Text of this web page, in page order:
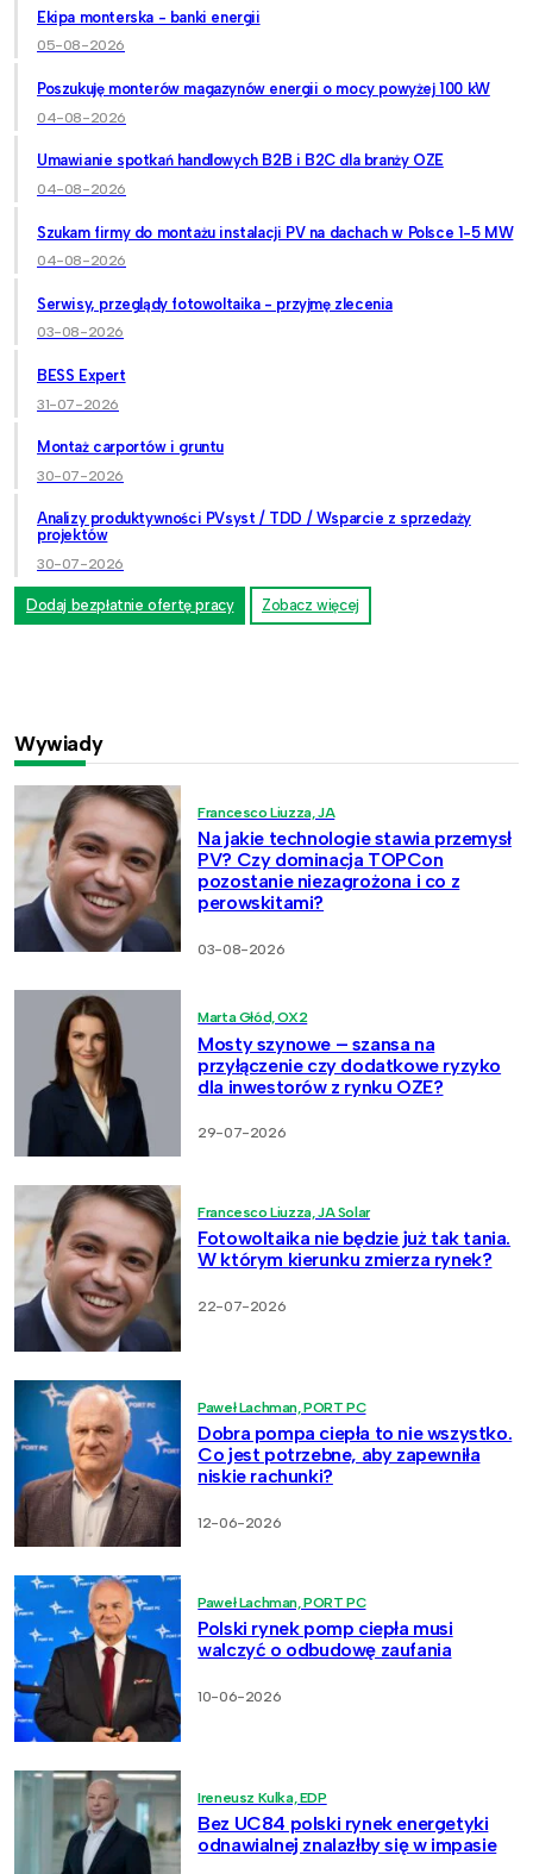
Ekipa monterska - banki energii
05-08-2026
Poszukuję monterów magazynów energii o mocy powyżej 100 kW
04-08-2026
Umawianie spotkań handlowych B2B i B2C dla branży OZE
04-08-2026
Szukam firmy do montażu instalacji PV na dachach w Polsce 1-5 MW
04-08-2026
Serwisy, przeglądy fotowoltaika - przyjmę zlecenia
03-08-2026
BESS Expert
31-07-2026
Montaż carportów i gruntu
30-07-2026
Analizy produktywności PVsyst / TDD / Wsparcie z sprzedaży
projektów
30-07-2026
Dodaj bezpłatnie ofertę pracy Zobacz więcej
Wywiady
Francesco Liuzza, JA
Na jakie technologie stawia przemysł
PV? Czy dominacja TOPCon
pozostanie niezagrożona i co z
perowskitami?
03-08-2026
Marta Głód, OX2
Mosty szynowe – szansa na
przyłączenie czy dodatkowe ryzyko
dla inwestorów z rynku OZE?
29-07-2026
Francesco Liuzza, JA Solar
Fotowoltaika nie będzie już tak tania.
W którym kierunku zmierza rynek?
22-07-2026
Paweł Lachman, PORT PC
Dobra pompa ciepła to nie wszystko.
Co jest potrzebne, aby zapewniła
niskie rachunki?
12-06-2026
Paweł Lachman, PORT PC
Polski rynek pomp ciepła musi
walczyć o odbudowę zaufania
10-06-2026
Ireneusz Kulka, EDP
Bez UC84 polski rynek energetyki
odnawialnej znalazłby się w impasie